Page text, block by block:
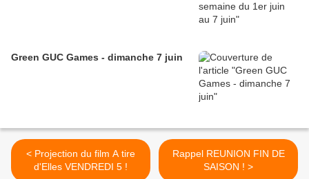
Green GUC Games - dimanche 7 juin
< Projection du film A tire
d'Elles VENDREDI 5 !
Rappel REUNION FIN DE
SAISON ! >